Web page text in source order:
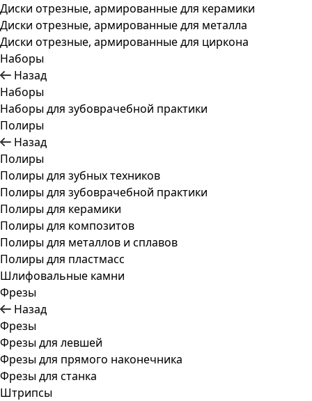
Диски отрезные, армированные для керамики
Диски отрезные, армированные для металла
Диски отрезные, армированные для циркона
Наборы
Назад
Наборы
Наборы для зубоврачебной практики
Полиры
Назад
Полиры
Полиры для зубных техников
Полиры для зубоврачебной практики
Полиры для керамики
Полиры для композитов
Полиры для металлов и сплавов
Полиры для пластмасс
Шлифовальные камни
Фрезы
Назад
Фрезы
Фрезы для левшей
Фрезы для прямого наконечника
Фрезы для станка
Штрипсы